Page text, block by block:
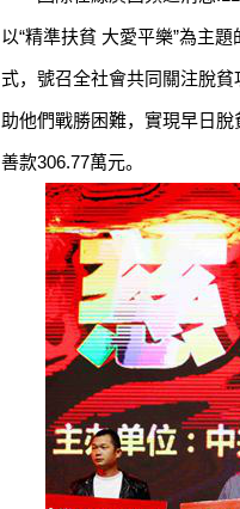
以“精準扶貧 大愛平樂”為主
式，號召全社會共同關注脫
助他們戰勝困難，實現早日
善款306.77萬元。